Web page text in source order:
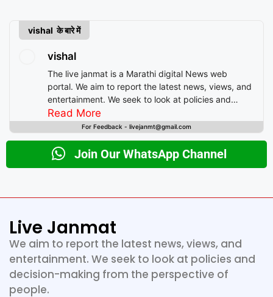
vishal के बारे में
vishal
The live janmat is a Marathi digital News web
portal. We aim to report the latest news, views, and
entertainment. We seek to look at policies and
decision-making from the perspective of people.
Read More
For Feedback - livejanmt@gmail.com
Join Our WhatsApp Channel
Live Janmat
We aim to report the latest news, views, and
entertainment. We seek to look at policies and
decision-making from the perspective of
people.